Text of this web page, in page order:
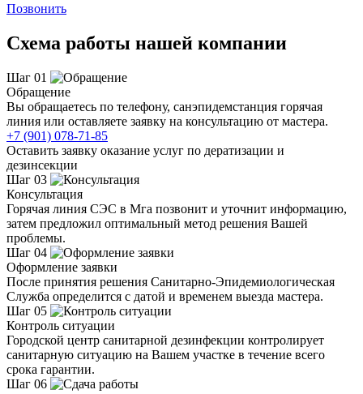
Позвонить
Схема работы нашей компании
Шаг 01
Обращение
Вы обращаетесь по телефону, санэпидемстанция горячая
линия или оставляете заявку на консультацию от мастера.
+7 (901) 078-71-85
Оставить заявку оказание услуг по дератизации и
дезинсекции
Шаг 03
Консультация
Горячая линия СЭС в Мга позвонит и уточнит информацию,
затем предложил оптимальный метод решения Вашей
проблемы.
Шаг 04
Оформление заявки
После принятия решения Санитарно-Эпидемиологическая
Служба определится с датой и временем выезда мастера.
Шаг 05
Контроль ситуации
Городской центр санитарной дезинфекции контролирует
санитарную ситуацию на Вашем участке в течение всего
срока гарантии.
Шаг 06